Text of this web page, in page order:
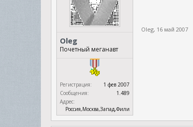
Oleg
Почетный меганавт
Регистрация:
1 фев 2007
Сообщения:
1.489
Адрес:
Россия,Москва,Запад,Фили
Oleg, 16 май 2007